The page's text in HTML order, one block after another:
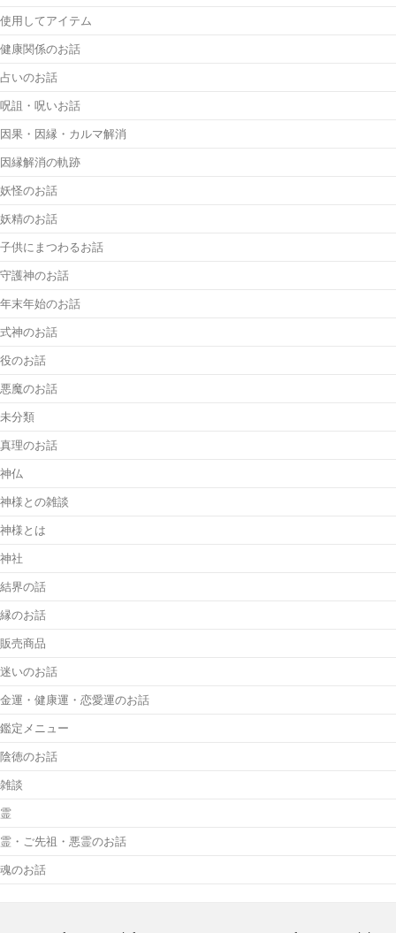
使用してアイテム
健康関係のお話
占いのお話
呪詛・呪いお話
因果・因縁・カルマ解消
因縁解消の軌跡
妖怪のお話
妖精のお話
子供にまつわるお話
守護神のお話
年末年始のお話
式神のお話
役のお話
悪魔のお話
未分類
真理のお話
神仏
神様との雑談
神様とは
神社
結界の話
縁のお話
販売商品
迷いのお話
金運・健康運・恋愛運のお話
鑑定メニュー
陰徳のお話
雑談
霊
霊・ご先祖・悪霊のお話
魂のお話